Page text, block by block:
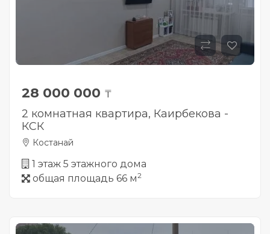
28 000 000 ₸
2 комнатная квартира, Каирбекова -
КСК
Костанай
1 этаж 5 этажного дома
общая площадь 66 м2